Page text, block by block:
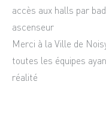
accès aux halls par
ascenseur
Merci à la Ville de
toutes les équipes
réalité